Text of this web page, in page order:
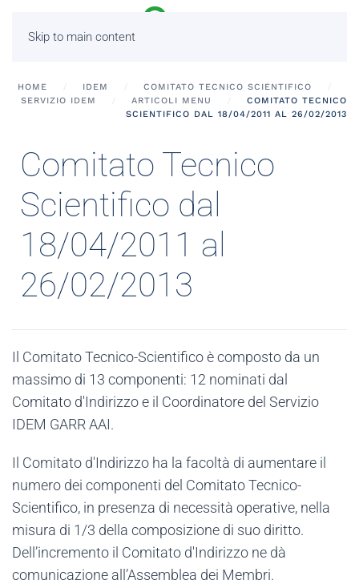
Skip to main content
HOME IDEM
COMITATO TECNICO SCIENTIFICO
SERVIZIO IDEM
ARTICOLI MENU
COMITATO TECNICO
SCIENTIFICO DAL 18/04/2011 AL 26/02/2013
Comitato Tecnico
Scientifico dal
18/04/2011 al
26/02/2013
Il Comitato Tecnico-Scientifico è composto da un
massimo di 13 componenti: 12 nominati dal
Comitato d'Indirizzo e il Coordinatore del Servizio
IDEM GARR AAI.
Il Comitato d'Indirizzo ha la facoltà di aumentare il
numero dei componenti del Comitato Tecnico-
Scientifico, in presenza di necessità operative, nella
misura di 1/3 della composizione di suo diritto.
Dell’incremento il Comitato d'Indirizzo ne dà
comunicazione all’Assemblea dei Membri.